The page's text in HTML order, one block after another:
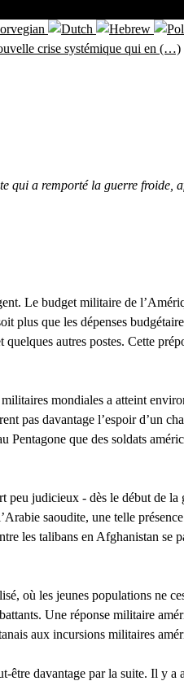
crise systémique qui en (…)
a remporté la guerre
Le budget militaire de
que les dépenses
autres postes. Cette
mondiales a atteint
pas davantage l’espoir d’un
que des soldats
judicieux - dès le début de
saoudite, une telle
les talibans en Afghanistan se
où les jeunes populations ne
Une réponse militaire
aux incursions militaires
davantage par la suite. Il y